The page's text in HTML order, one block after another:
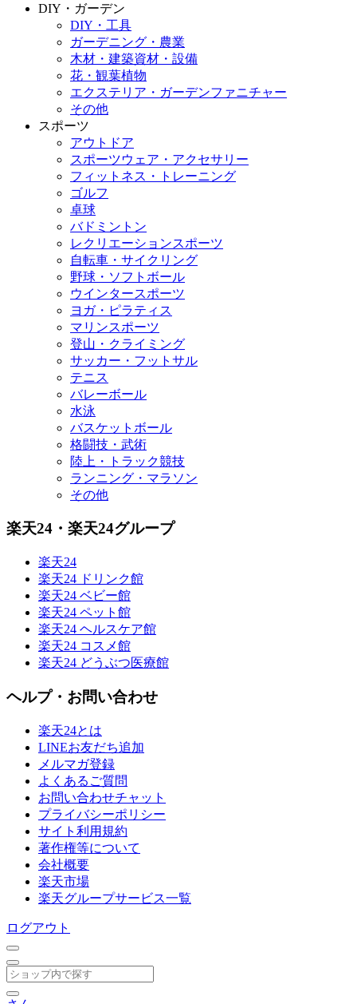
DIY・ガーデン
DIY・工具
ガーデニング・農業
木材・建築資材・設備
花・観葉植物
エクステリア・ガーデンファニチャー
その他
スポーツ
アウトドア
スポーツウェア・アクセサリー
フィットネス・トレーニング
ゴルフ
卓球
バドミントン
レクリエーションスポーツ
自転車・サイクリング
野球・ソフトボール
ウインタースポーツ
ヨガ・ピラティス
マリンスポーツ
登山・クライミング
サッカー・フットサル
テニス
バレーボール
水泳
バスケットボール
格闘技・武術
陸上・トラック競技
ランニング・マラソン
その他
楽天24・楽天24グループ
楽天24
楽天24 ドリンク館
楽天24 ベビー館
楽天24 ペット館
楽天24 ヘルスケア館
楽天24 コスメ館
楽天24 どうぶつ医療館
ヘルプ・お問い合わせ
楽天24とは
LINEお友だち追加
メルマガ登録
よくあるご質問
お問い合わせチャット
プライバシーポリシー
サイト利用規約
著作権等について
会社概要
楽天市場
楽天グループサービス一覧
ログアウト